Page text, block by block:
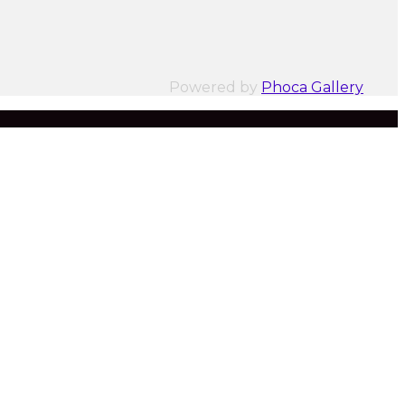
Powered by Phoca Gallery